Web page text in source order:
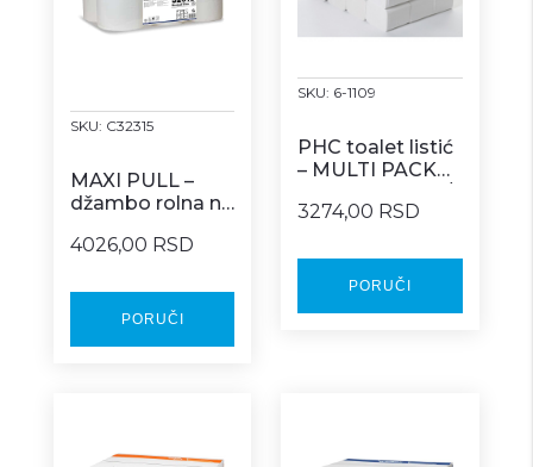
SKU: C32315
MAXI PULL –
džambo rolna na
izvlačenje 6/1
4026,00 RSD
PORUČI
SKU: 6-1109
PHC toalet listić
– MULTI PACK
3274,00 RSD
PORUČI